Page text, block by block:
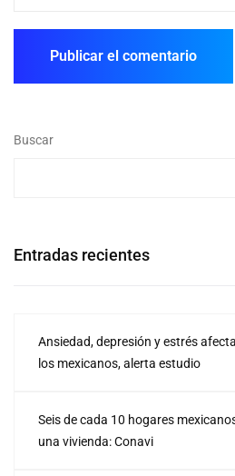
Buscar
Entradas recientes
Ansiedad, depresión y estrés
los mexicanos, alerta estudio
Seis de cada 10 hogares
una vivienda: Conavi